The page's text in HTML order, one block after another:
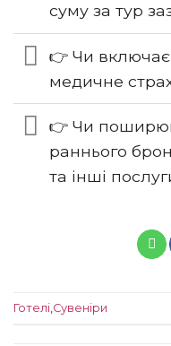
суму за тур
👉 Чи
медичне
👉 Чи
раннього
та інші
Готелі Сувеніри